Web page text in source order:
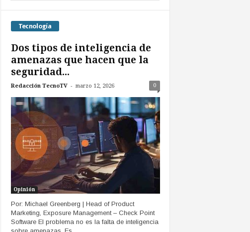
Tecnología
Dos tipos de inteligencia de
amenazas que hacen que la
seguridad...
Redacción TecnoTV - marzo 12, 2026 0
Opinión
Por: Michael Greenberg | Head of Product
Marketing, Exposure Management – Check Point
Software El problema no es la falta de inteligencia